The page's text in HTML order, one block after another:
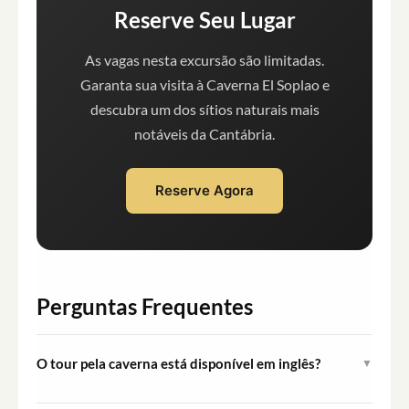
Reserve Seu Lugar
As vagas nesta excursão são limitadas.
Garanta sua visita à Caverna El Soplao e
descubra um dos sítios naturais mais
notáveis da Cantábria.
Reserve Agora
Perguntas Frequentes
O tour pela caverna está disponível em inglês? ▼